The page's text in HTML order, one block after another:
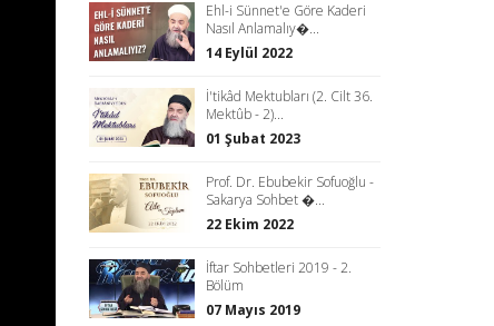
Ehl-i Sünnet'e Göre Kaderi
Nasıl Anlamalıy�...
14 Eylül 2022
İ'tikâd Mektubları (2. Cilt 36.
Mektûb - 2)...
01 Şubat 2023
Prof. Dr. Ebubekir Sofuoğlu -
Sakarya Sohbet �...
22 Ekim 2022
İftar Sohbetleri 2019 - 2.
Bölüm
07 Mayıs 2019